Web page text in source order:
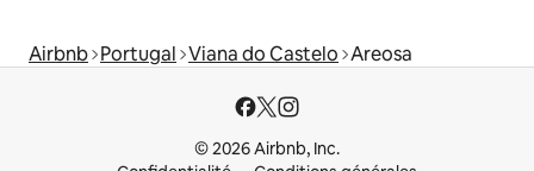
Airbnb Portugal Viana do Castelo Areosa
© 2026 Airbnb, Inc.